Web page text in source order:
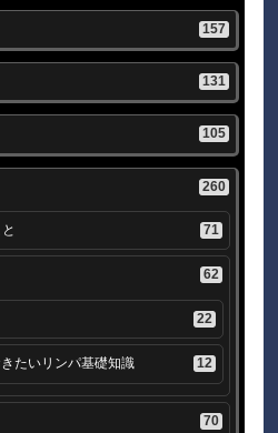
157
131
105
260
71
62
22
たいリンパ基礎知識 12
70